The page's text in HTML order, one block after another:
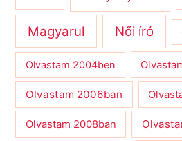
Magyarul Női író
Olvastam 2004ben
Olvastam 2006ban
Olvastam 2008ban